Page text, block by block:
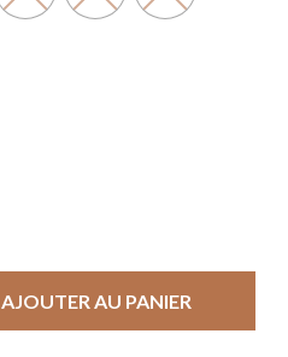
AJOUTER AU PANIER